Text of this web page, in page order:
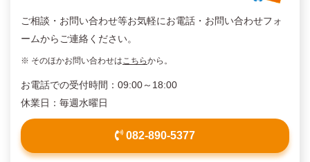
ご相談・お問い合わせ等お気軽にお電話・お問い合わせフォ
ームからご連絡ください。
※ そのほかお問い合わせは こちらから。
お電話での受付時間：09:00～18:00
休業日：毎週水曜日
082-890-5377